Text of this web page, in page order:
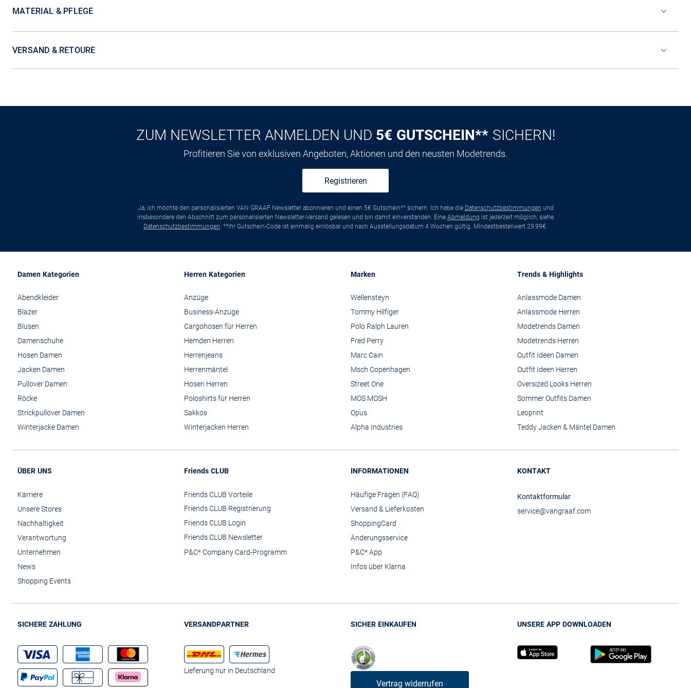
MATERIAL & PFLEGE
VERSAND & RETOURE
ZUM NEWSLETTER ANMELDEN UND 5€ GUTSCHEIN** SICHERN!
Profitieren Sie von exklusiven Angeboten, Aktionen und den neusten Modetrends.
Registrieren
Ja, ich möchte den personalisierten VAN GRAAF Newsletter abonnieren und einen 5€ Gutschein** sichern. Ich habe die Datenschutzbestimmungen und
insbesondere den Abschnitt zum personalisierten Newsletter-Versand gelesen und bin damit einverstanden. Eine Abmeldung ist jederzeit möglich, siehe
Datenschutzbestimmungen. **Ihr Gutschein-Code ist einmalig einlösbar und nach Ausstellungsdatum 4 Wochen gültig. Mindestbestellwert 29,99€.
Damen Kategorien
Abendkleider
Blazer
Blusen
Damenschuhe
Hosen Damen
Jacken Damen
Pullover Damen
Röcke
Strickpullover Damen
Winterjacke Damen
Herren Kategorien
Anzüge
Business-Anzüge
Cargohosen für Herren
Hemden Herren
Herrenjeans
Herrenmäntel
Hosen Herren
Poloshirts für Herren
Sakkos
Winterjacken Herren
Marken
Wellensteyn
Tommy Hilfiger
Polo Ralph Lauren
Fred Perry
Marc Cain
Msch Copenhagen
Street One
MOS MOSH
Opus
Alpha Industries
Trends & Highlights
Anlassmode Damen
Anlassmode Herren
Modetrends Damen
Modetrends Herren
Outfit Ideen Damen
Outfit Ideen Herren
Oversized Looks Herren
Sommer Outfits Damen
Leoprint
Teddy Jacken & Mäntel Damen
ÜBER UNS
Karriere
Unsere Stores
Nachhaltigkeit
Verantwortung
Unternehmen
News
Shopping Events
Friends CLUB
Friends CLUB Vorteile
Friends CLUB Registrierung
Friends CLUB Login
Friends CLUB Newsletter
P&C* Company Card-Programm
INFORMATIONEN
Häufige Fragen (FAQ)
Versand & Lieferkosten
ShoppingCard
Änderungsservice
P&C* App
Infos über Klarna
KONTAKT
Kontaktformular
service@vangraaf.com
SICHERE ZAHLUNG VERSANDPARTNER
Lieferung nur in Deutschland
SICHER EINKAUFEN
Vertrag widerrufen
UNSERE APP DOWNLOADEN